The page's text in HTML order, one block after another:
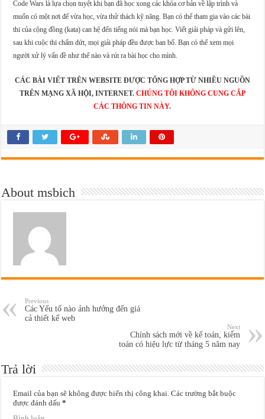
Code Wars là lựa chọn tuyệt khi bạn đã học xong các khóa cơ bản về lập trình và
muốn có một nơi để vừa học, vừa thử thách kỹ năng. Bạn có thể tham gia vào các bài
thi của cộng đồng (kata) can hệ đến tiếng nói mà bạn học. Viết giải pháp và gửi lên,
sau khi cuộc thi chấm dứt, mọi giải pháp đều được ban bố. Bạn có thể xem mọi
người xử lý vấn đề như thế nào và rút ra bài học cho mình.
CÁC BÀI VIẾT TRÊN WEBSITE ĐƯỢC TỔNG HỢP TỪ NHIỀU NGUỒN
TRÊN MẠNG XÃ HỘI, INTERNET. CHÚNG TÔI KHÔNG CUNG CẤP
CÁC THÔNG TIN NÀY.
About msbich
Previous
Các Yếu tố nào ảnh hưởng đến giá
cả thiết kế web
Next
Chính sách mới về kế toán, kiểm
toán có hiệu lực từ tháng 5 năm nay
Trả lời
Email của bạn sẽ không được hiển thị công khai. Các trường bắt buộc
được đánh dấu*